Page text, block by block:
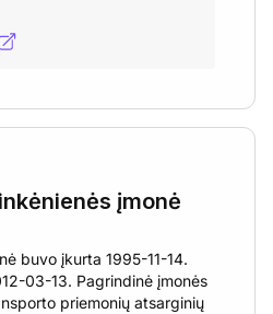
įmonė
buvo įkurta 1995-11-14.
03-13. Pagrindinė įmonės
priemonių atsarginių